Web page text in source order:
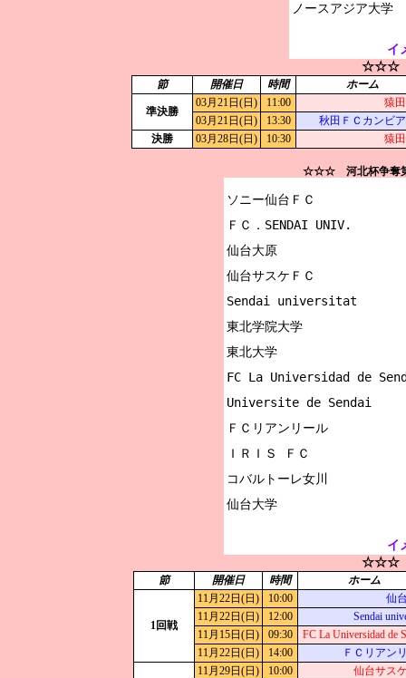
イ
☆☆☆
節 開催日 時間 ホーム
準決勝
03月21日(日) 11:00
猿
03月21日(日)
13:30
秋田ＦＣカンビ
決勝
03月28日(日) 10:30 猿
☆☆☆ 河北杯争奪
ソニー仙台ＦＣ
ＦＣ．SENDAI UNIV.
仙台大原
仙台サスケＦＣ
Sendai universitat
東北学院大学
東北大学
FC La Universidad de
Universite de Sendai
ＦＣリアンリール
ＩＲＩＳ ＦＣ
コバルトーレ女川
イ
☆☆☆
節 開催日 時間 ホーム
1回戦
11月22日(日) 10:00
仙
11月22日(日)
12:00
Sendai
11月15日(日)
09:30
FC La Universidad de
11月22日(日)
14:00 ＦＣリアン
11月29日(日) 10:00
仙台サス